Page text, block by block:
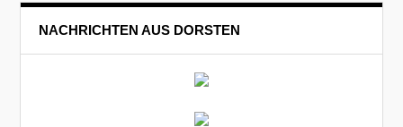
NACHRICHTEN AUS DORSTEN